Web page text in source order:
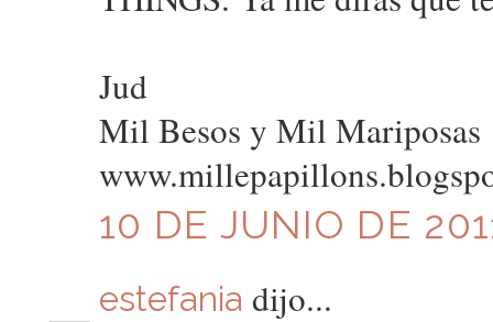
Jud
Mil Besos y Mil Mariposas
10 DE JUNIO DE
estefania dijo...